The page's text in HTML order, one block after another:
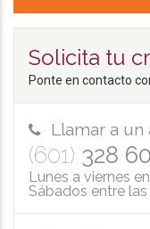
Solicita tu
Ponte en contacto
Llamar a un
(601) 328
Lunes a viernes
Sábados entre